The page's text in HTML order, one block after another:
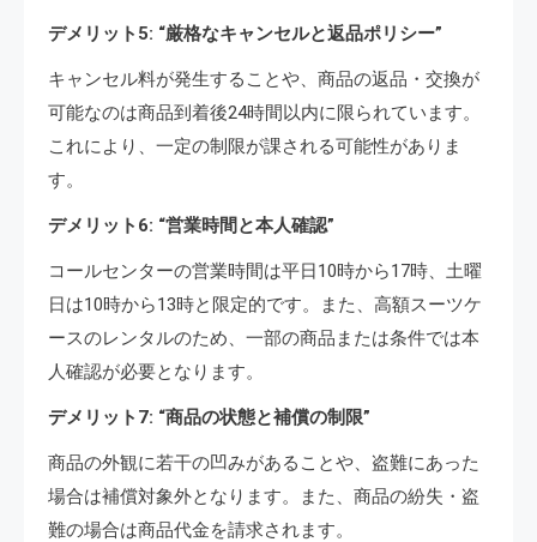
デメリット5: “厳格なキャンセルと返品ポリシー”
キャンセル料が発生することや、商品の返品・交換が
可能なのは商品到着後24時間以内に限られています。
これにより、一定の制限が課される可能性がありま
す。
デメリット6: “営業時間と本人確認”
コールセンターの営業時間は平日10時から17時、土曜
日は10時から13時と限定的です。また、高額スーツケ
ースのレンタルのため、一部の商品または条件では本
人確認が必要となります。
デメリット7: “商品の状態と補償の制限”
商品の外観に若干の凹みがあることや、盗難にあった
場合は補償対象外となります。また、商品の紛失・盗
難の場合は商品代金を請求されます。